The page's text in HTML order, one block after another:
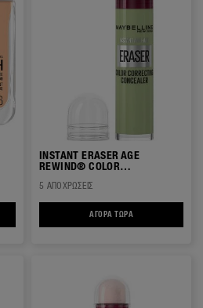
LUMI MATTE FOUNDATION
INSTANT ERASER AGE
REWIND® COLOR
ΣΦΟΥΓΓΑΡΆΚΙ
5 ΑΠΟΧΡΏΣΕΙΣ
ΑΓΟΡΆ ΤΏΡΑ